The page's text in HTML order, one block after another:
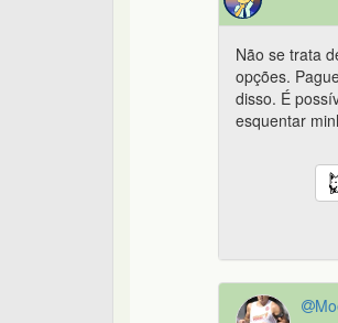
Não se trata
opções.
disso. É
esquentar